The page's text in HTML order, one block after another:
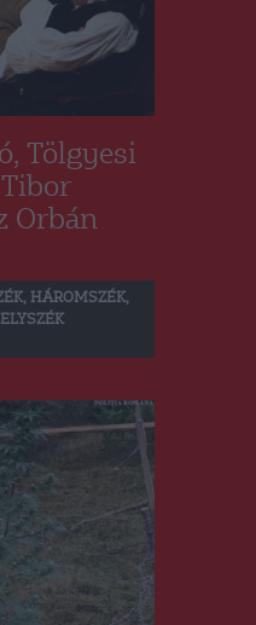
Tölgyesi
Orbán
, HÁROMSZÉK,